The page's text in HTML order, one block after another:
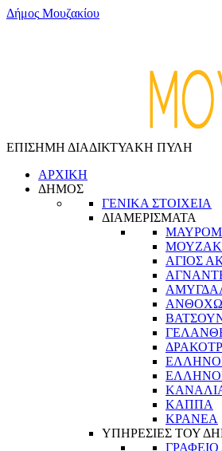
Δήμος Μουζακίου
ΕΠΙΣΗΜΗ ΔΙΑΔΙΚΤΥΑΚΗ ΠΥΛΗ
ΑΡΧΙΚΗ
ΔΗΜΟΣ
ΓΕΝΙΚΑ ΣΤΟΙΧΕΙΑ
ΔΙΑΜΕΡΙΣΜΑΤΑ
ΑΓΙΟΣ
ΚΑΠΠΑ
ΚΡΑΝΕΑ
ΥΠΗΡΕΣΙΕΣ ΤΟΥ